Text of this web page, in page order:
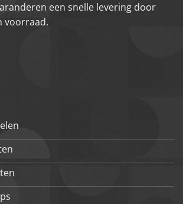
een snelle levering door
voorraad.